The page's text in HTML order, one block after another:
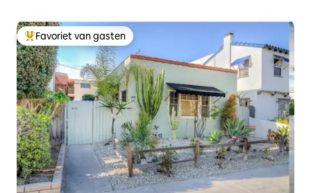
Topfavoriet van gasten
Favoriet van gasten